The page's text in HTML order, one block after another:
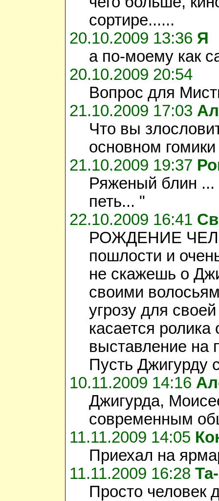
сортире......
20.10.2009 13:36 Я
а по-моему как
20.10.2009 20:54
Вопрос для
21.10.2009 17:03
Что вы
основном
21.10.2009 19:37
Ряженый блин ...
петь... "
22.10.2009 16:41
РОЖДЕНИЕ
пошлости и
не скажешь о
своими
угрозу для
касается
выставление
Пусть Джигурду
10.11.2009 14:16
Джигурда,
современным
11.11.2009 14:05
Приехал на
11.11.2009 16:28
Просто человек